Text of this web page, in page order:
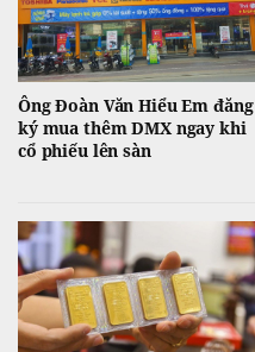
Ông Đoàn Văn Hiểu Em đăng
ký mua thêm DMX ngay khi
cổ phiếu lên sàn